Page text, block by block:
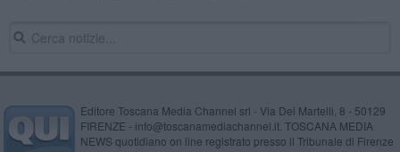
Editore Toscana Media Channel srl - Via Dei Martelli, 8 - 50129
FIRENZE - info@toscanamediachannel.it. TOSCANA MEDIA
NEWS quotidiano on line registrato presso il Tribunale di Firenze